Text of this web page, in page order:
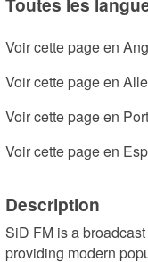
Voir cette page en
Voir cette page en
Voir cette page en
Voir cette page en
Description
SiD FM is a
providing modern